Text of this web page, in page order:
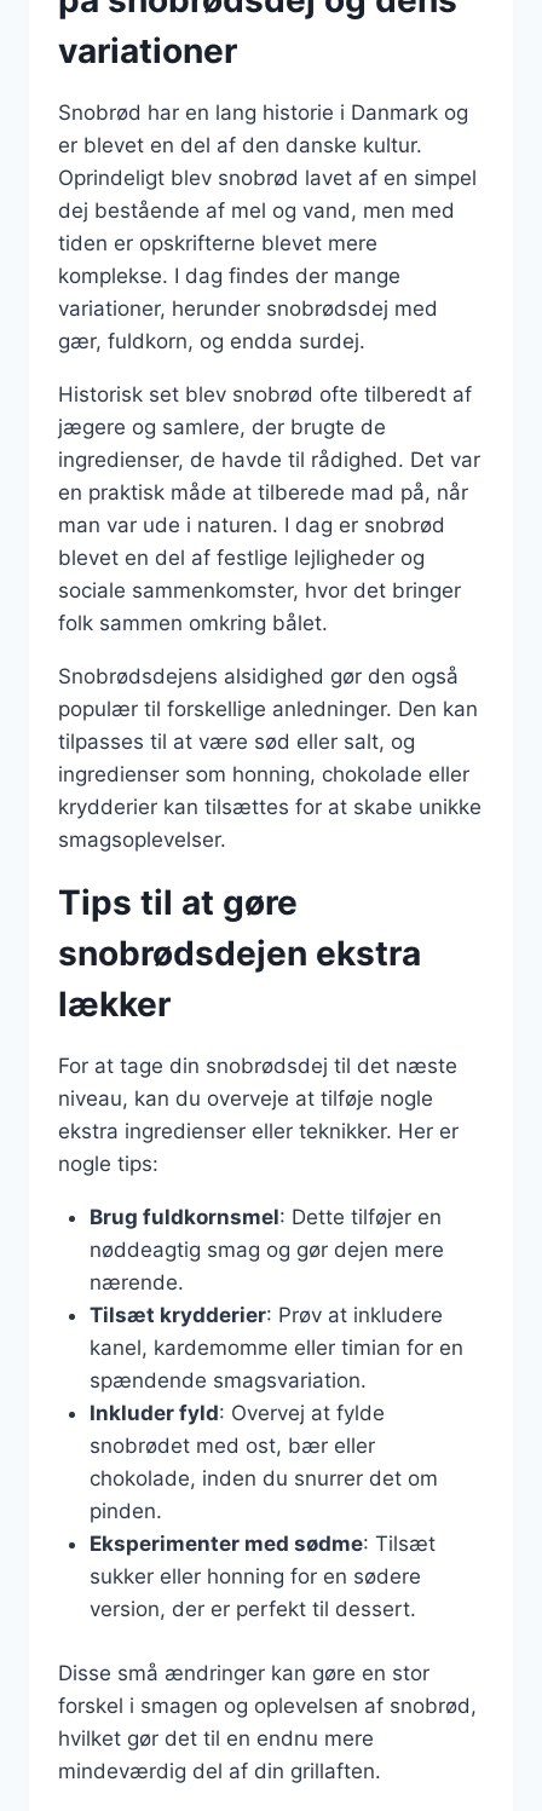
variationer
Snobrød har en lang historie i Danmark og
er blevet en del af den danske kultur.
Oprindeligt blev snobrød lavet af en simpel
dej bestående af mel og vand, men med
tiden er opskrifterne blevet mere
komplekse. I dag findes der mange
variationer, herunder snobrødsdej med
gær, fuldkorn, og endda surdej.
Historisk set blev snobrød ofte tilberedt af
jægere og samlere, der brugte de
ingredienser, de havde til rådighed. Det var
en praktisk måde at tilberede mad på, når
man var ude i naturen. I dag er snobrød
blevet en del af festlige lejligheder og
sociale sammenkomster, hvor det bringer
folk sammen omkring bålet.
Snobrødsdejens alsidighed gør den også
populær til forskellige anledninger. Den kan
tilpasses til at være sød eller salt, og
ingredienser som honning, chokolade eller
krydderier kan tilsættes for at skabe unikke
smagsoplevelser.
Tips til at gøre
snobrødsdejen ekstra
lækker
For at tage din snobrødsdej til det næste
niveau, kan du overveje at tilføje nogle
ekstra ingredienser eller teknikker. Her er
nogle tips:
Brug fuldkornsmel: Dette tilføjer en
nøddeagtig smag og gør dejen mere
nærende.
Tilsæt krydderier: Prøv at inkludere
kanel, kardemomme eller timian for en
spændende smagsvariation.
Inkluder fyld: Overvej at fylde
snobrødet med ost, bær eller
chokolade, inden du snurrer det om
pinden.
Eksperimenter med sødme: Tilsæt
sukker eller honning for en sødere
version, der er perfekt til dessert.
Disse små ændringer kan gøre en stor
forskel i smagen og oplevelsen af snobrød,
hvilket gør det til en endnu mere
mindeværdig del af din grillaften.